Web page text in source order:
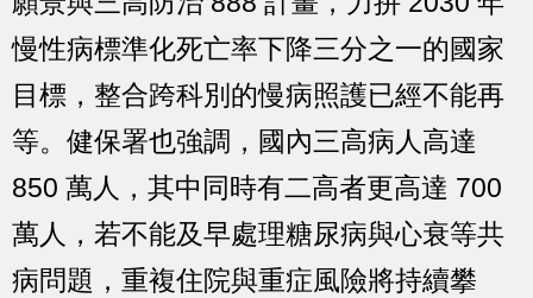
慢性病標準化死亡率下降三分之一的國家
目標，整合跨科別的慢病照護已經不能再
等。健保署也強調，國內三高病人高達
850 萬人，其中同時有二高者更高達 700
萬人， 若不能及早處理糖尿病與心衰等共
病問題，重複住院與重症風險將持續攀